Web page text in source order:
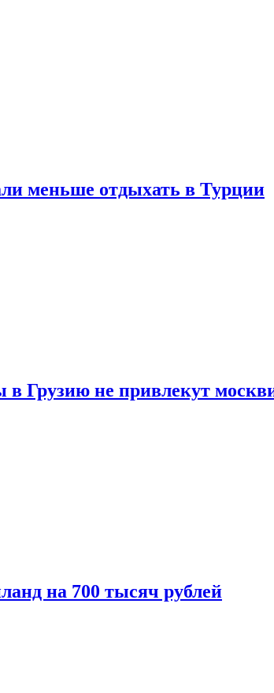
меньше отдыхать в Турции
Грузию не привлекут
на 700 тысяч рублей